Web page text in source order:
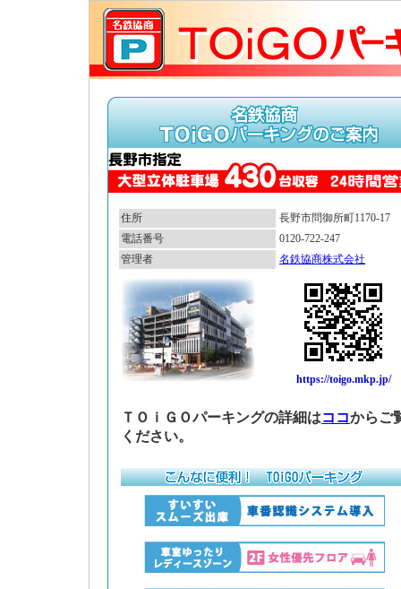
住所
長野市問御所町1170-17
電話番号
0120-722-247
管理者
名鉄協商株式会社
https://toigo.mkp.jp/
ＴＯｉＧＯパーキングの詳細はココからご
ください。